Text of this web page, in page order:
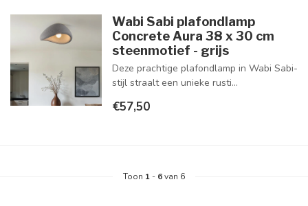
Wabi Sabi plafondlamp
Concrete Aura 38 x 30 cm
steenmotief - grijs
Deze prachtige plafondlamp in Wabi Sabi-
stijl straalt een unieke rusti...
€57,50
Toon 1 - 6van 6